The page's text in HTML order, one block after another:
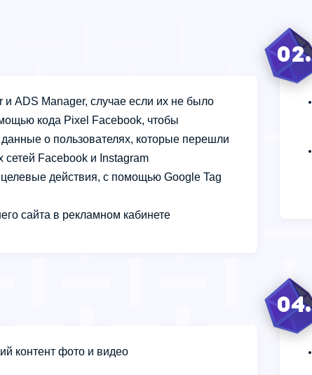
ADS Manager, случае если их не было
кода Pixel Facebook, чтобы
о пользователях, которые перешли
Facebook и Instagram
действия, с помощью Google Tag
сайта в рекламном кабинете
02.
контент фото и видео
04.